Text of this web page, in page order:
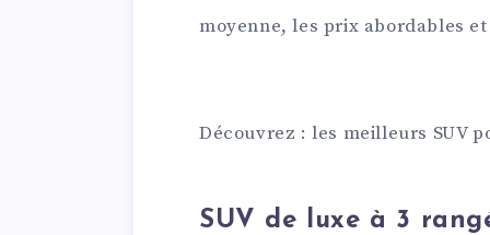
moyenne, les prix abordables
Découvrez : les meilleurs SUV
SUV de luxe à 3